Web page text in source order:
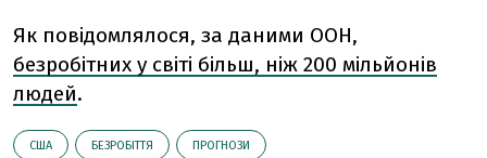
Як повідомлялося, за даними ООН,
безробітних у світі більш, ніж 200 мільйонів
людей.
США БЕЗРОБІТТЯ ПРОГНОЗИ